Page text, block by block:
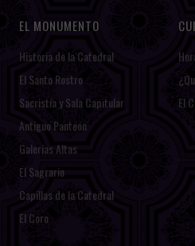
EL MONUMENTO
Historia de la Catedral
El Santo Rostro
Sacristía y Sala Capitular
Antiguo Panteón
Galerías Altas
El Sagrario
Capillas de la Catedral
El Coro
El